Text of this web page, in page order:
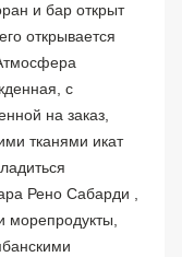
и бар открыт
открывается
с
на заказ,
тканями икат
Рено Сабарди ,
морепродукты,